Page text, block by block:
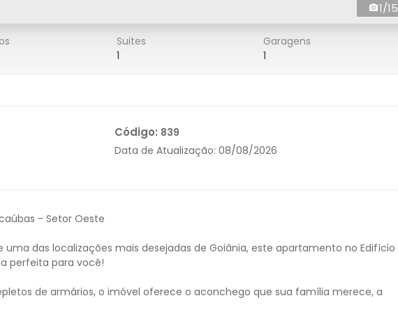
1/15
Suites
1
Garagens
1
Código: 839
Data de Atualização:08/08/2026
- Setor Oeste
das localizações mais desejadas de Goiânia, este apartamento no Edifício
perfeita para você!
de armários, o imóvel oferece o aconchego que sua família merece, a